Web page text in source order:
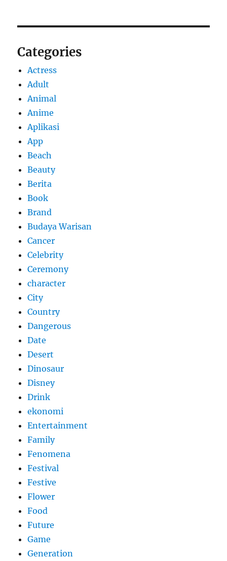
Categories
Actress
Adult
Animal
Anime
Aplikasi
App
Beach
Beauty
Berita
Book
Brand
Budaya Warisan
Cancer
Celebrity
Ceremony
character
City
Country
Dangerous
Date
Desert
Dinosaur
Disney
Drink
ekonomi
Entertainment
Family
Fenomena
Festival
Festive
Flower
Food
Future
Game
Generation